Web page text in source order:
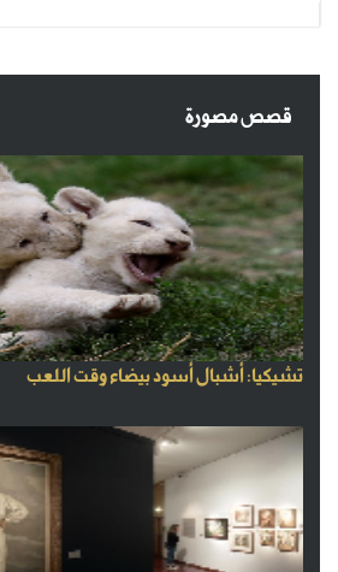
قصص مصورة
تشيكيا: أشبال أسود بيضاء وقت اللعب